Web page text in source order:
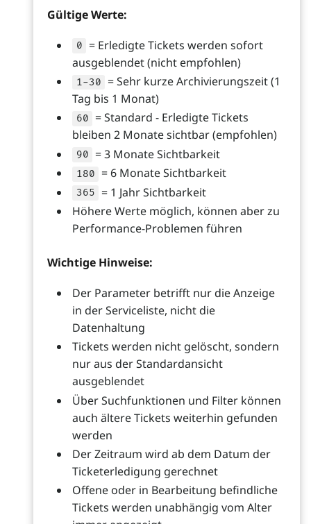
Gültige Werte:
0
= Erledigte Tickets werden sofort
ausgeblendet (nicht empfohlen)
1-30
= Sehr kurze Archivierungszeit (1
Tag bis 1 Monat)
60
= Standard - Erledigte Tickets
bleiben 2 Monate sichtbar (empfohlen)
90 = 3 Monate Sichtbarkeit
180 = 6 Monate Sichtbarkeit
365
= 1 Jahr Sichtbarkeit
Höhere Werte möglich, können aber zu
Performance-Problemen führen
Wichtige Hinweise:
Der Parameter betrifft nur die Anzeige
in der Serviceliste, nicht die
Datenhaltung
Tickets werden nicht gelöscht, sondern
nur aus der Standardansicht
ausgeblendet
Über Suchfunktionen und Filter können
auch ältere Tickets weiterhin gefunden
werden
Der Zeitraum wird ab dem Datum der
Ticketerledigung gerechnet
Offene oder in Bearbeitung befindliche
Tickets werden unabhängig vom Alter